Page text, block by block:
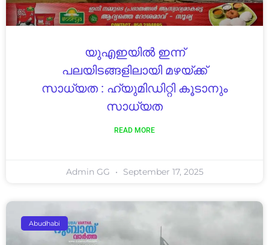
യുഎഇയിൽ ഇന്ന്
പലയിടങ്ങളിലായി മഴയ്ക്ക്
സാധ്യത : ഹ്യുമിഡിറ്റി കൂടാനും
സാധ്യത
READ MORE
Admin GG September 17, 2025
Abudhabi